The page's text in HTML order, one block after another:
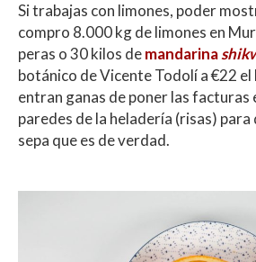
Si trabajas con limones, poder
compro 8.000 kg de limones en
peras o 30 kilos demandarina
botánico de Vicente Todolí a €22 el
entran ganas de poner las facturas
paredes de la heladería (risas)
sepa que es de verdad.